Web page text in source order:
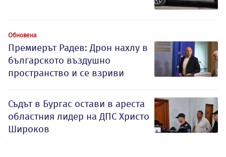
Обновена
Премиерът Радев: Дрон нахлу в
българското въздушно
пространство и се взриви
Съдът в Бургас остави в ареста
областния лидер на ДПС Христо
Широков